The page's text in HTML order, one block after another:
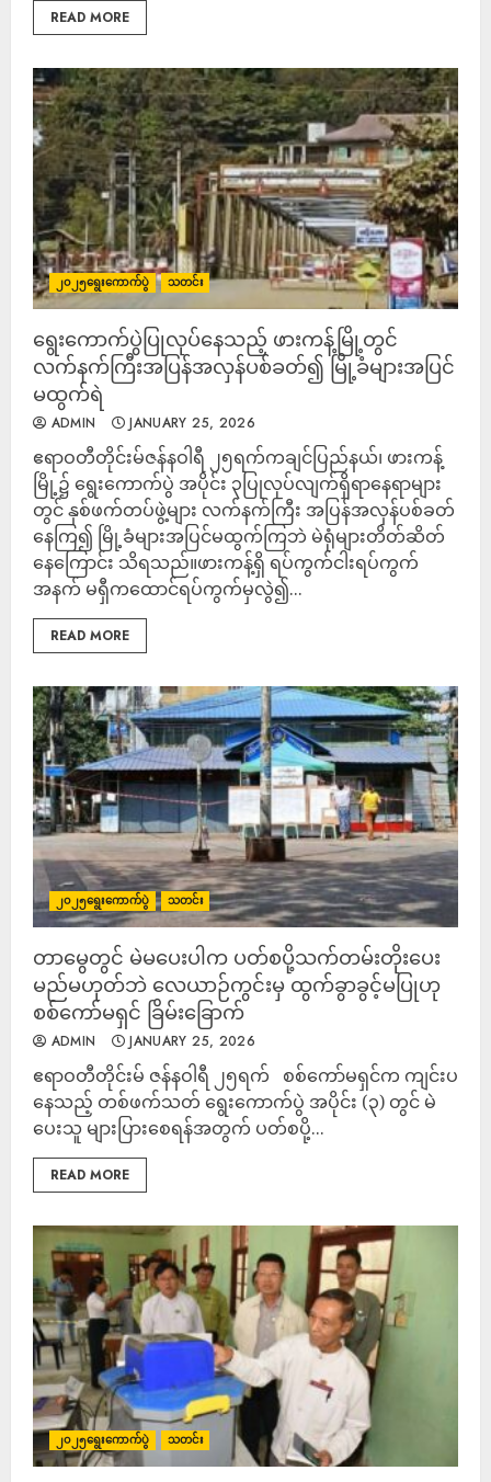
READ MORE
၂၀၂၅ရွေးကောက်ပွဲ သတင်း
‎ရွေးကောက်ပွဲပြုလုပ်နေသည့် ဖားကန့်မြို့တွင်
လက်နက်ကြီးအပြန်အလှန်ပစ်ခတ်၍ မြို့ခံများအပြင်
မထွက်ရဲ
ADMIN JANUARY 25, 2026
‎‎ဧရာဝတီတိုင်းမ်‎ဇန်နဝါရီ ၂၅ရက်‎ကချင်ပြည်နယ်၊ ဖားကန့်
မြို့၌ ရွေးကောက်ပွဲ အပိုင်း ၃ပြုလုပ်လျက်ရှိရာနေရာများ
တွင် နှစ်ဖက်တပ်ဖွဲ့များ လက်နက်ကြီး အပြန်အလှန်ပစ်ခတ်
နေကြ၍ မြို့ခံများအပြင်မထွက်ကြဘဲ မဲရုံများတိတ်ဆိတ်
နေကြောင်း သိရသည်။‎ဖားကန့်ရှိ ရပ်ကွက်ငါးရပ်ကွက်
အနက် မရှီကထောင်ရပ်ကွက်မှလွဲ၍...
READ MORE
၂၀၂၅ရွေးကောက်ပွဲ သတင်း
တာမွေတွင် မဲမပေးပါက ပတ်စပို့သက်တမ်းတိုးပေး
မည်မဟုတ်ဘဲ လေယာဉ်ကွင်းမှ ထွက်ခွာခွင့်မပြုဟု
စစ်ကော်မရှင် ခြိမ်းခြောက်
ADMIN JANUARY 25, 2026
‎ဧရာဝတီတိုင်းမ် ‎ဇန်နဝါရီ ၂၅ရက် စစ်ကော်မရှင်က ကျင်းပ
နေသည့် တစ်ဖက်သတ် ရွေးကောက်ပွဲ အပိုင်း (၃) တွင် မဲ
ပေးသူ များပြားစေရန်အတွက် ပတ်စပို့...
READ MORE
၂၀၂၅ရွေးကောက်ပွဲ သတင်း